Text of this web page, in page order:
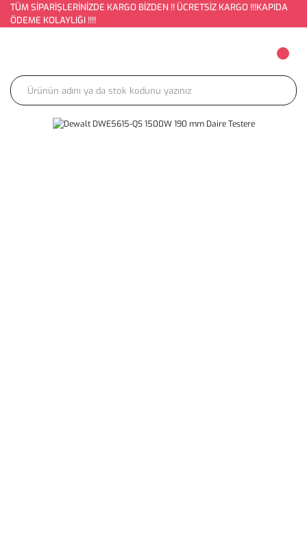
TÜM SİPARİŞLERİNİZDE KARGO BİZDEN !! ÜCRETSİZ KARGO !!!KAPIDA
ÖDEME KOLAYLIĞI !!!!